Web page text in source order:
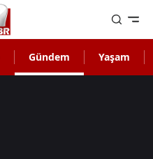
Gündem Yaşam